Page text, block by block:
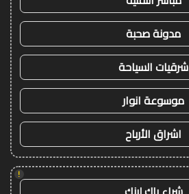
مدونة صحبة
شرقيات السياحة
موسوعة انوار
اشراق الأرباح
!